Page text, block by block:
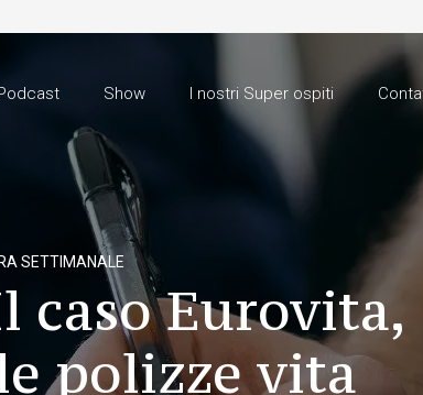
Show I nostri Super ospiti
SETTIMANALE
caso Eurovita,
polizze vita